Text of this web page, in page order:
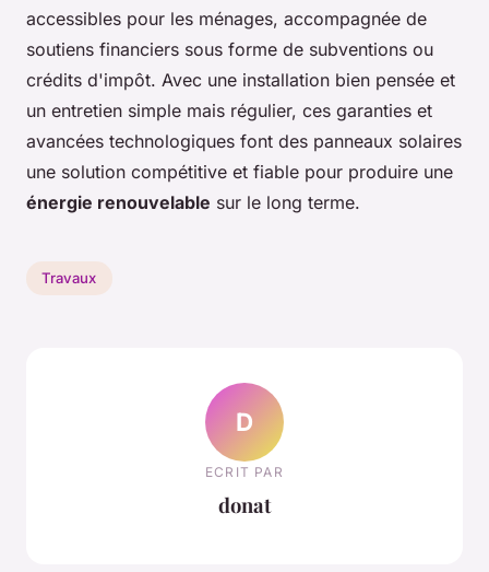
accessibles pour les ménages, accompagnée de
soutiens financiers sous forme de subventions ou
crédits d'impôt. Avec une installation bien pensée et
un entretien simple mais régulier, ces garanties et
avancées technologiques font des panneaux solaires
une solution compétitive et fiable pour produire une
énergie renouvelable sur le long terme.
Travaux
D
ECRIT PAR
donat